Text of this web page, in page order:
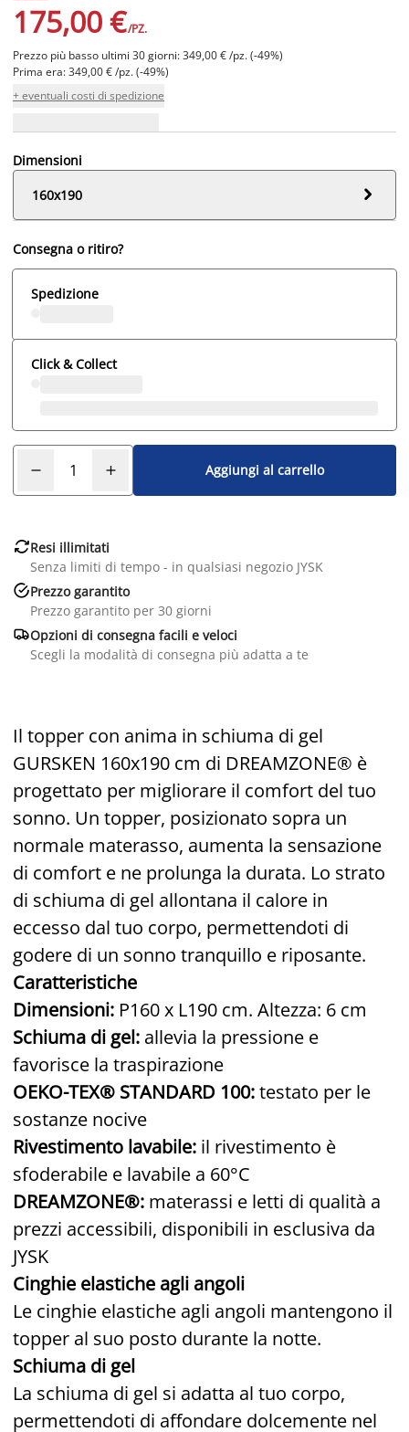
175,00 €/PZ.
Prezzo più basso ultimi 30 giorni: 349,00 € /pz. (-49%)
Prima era: 349,00 € /pz. (-49%)
+ eventuali costi di spedizione
Dimensioni
160x190

Consegna o ritiro?
Spedizione
Click & Collect
Aggiungi al carrello
Resi illimitati
Senza limiti di tempo - in qualsiasi negozio JYSK
Prezzo garantito
Prezzo garantito per 30 giorni
Opzioni di consegna facili e veloci
Scegli la modalità di consegna più adatta a te
Il topper con anima in schiuma di gel
GURSKEN 160x190 cm di DREAMZONE® è
progettato per migliorare il comfort del tuo
sonno. Un topper, posizionato sopra un
normale materasso, aumenta la sensazione
di comfort e ne prolunga la durata. Lo strato
di schiuma di gel allontana il calore in
eccesso dal tuo corpo, permettendoti di
godere di un sonno tranquillo e riposante.
Caratteristiche
Dimensioni: P160 x L190 cm. Altezza: 6 cm
Schiuma di gel: allevia la pressione e
favorisce la traspirazione
OEKO-TEX® STANDARD 100:testato per le
sostanze nocive
Rivestimento lavabile: il rivestimento è
sfoderabile e lavabile a 60°C
DREAMZONE®: materassi e letti di qualità a
prezzi accessibili, disponibili in esclusiva da
JYSK
Cinghie elastiche agli angoli
Le cinghie elastiche agli angoli mantengono il
topper al suo posto durante la notte.
Schiuma di gel
La schiuma di gel si adatta al tuo corpo,
permettendoti di affondare dolcemente nel